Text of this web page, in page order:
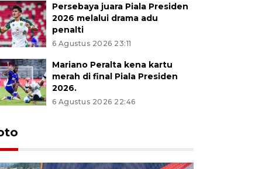
Persebaya juara Piala Presiden
2026 melalui drama adu
penalti
6 Agustus 2026 23:11
Mariano Peralta kena kartu
merah di final Piala Presiden
2026.
6 Agustus 2026 22:46